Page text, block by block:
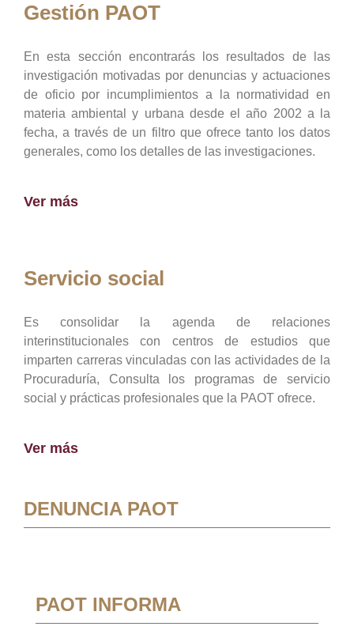
Gestión PAOT
En esta sección encontrarás los resultados de las
investigación motivadas por denuncias y actuaciones
de oficio por incumplimientos a la normatividad en
materia ambiental y urbana desde el año 2002 a la
fecha, a través de un filtro que ofrece tanto los datos
generales, como los detalles de las investigaciones.
Ver más
Servicio social
Es consolidar la agenda de relaciones
interinstitucionales con centros de estudios que
imparten carreras vinculadas con las actividades de la
Procuraduría, Consulta los programas de servicio
social y prácticas profesionales que la PAOT ofrece.
Ver más
DENUNCIA PAOT
PAOT INFORMA